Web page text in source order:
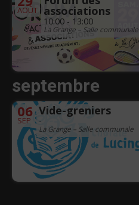
AOÛT associations
10:00 - 13:00
La Grange – Salle communale
septembre
06
SEP
Vide-greniers
-
La Grange – Salle communale